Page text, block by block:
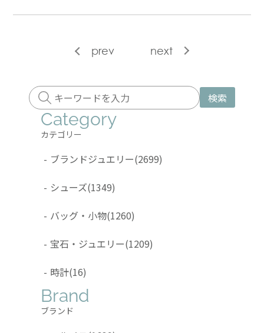
prev next
検索
Category
カテゴリー
- ブランドジュエリー(2699)
- シューズ(1349)
- バッグ・小物(1260)
- 宝石・ジュエリー(1209)
- 時計(16)
Brand
ブランド